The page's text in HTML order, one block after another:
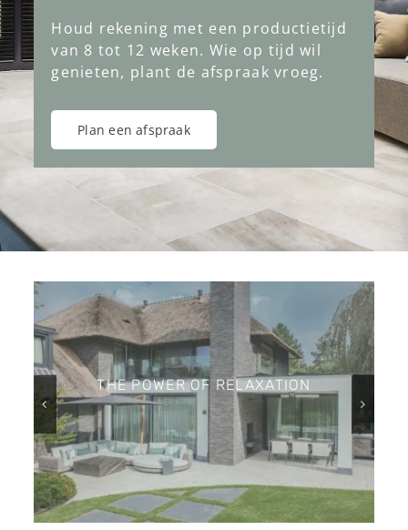
Houd rekening met een productietijd
van 8 tot 12 weken. Wie op tijd wil
genieten, plant de afspraak vroeg.
Plan een afspraak
THE POWER OF RELAXATION